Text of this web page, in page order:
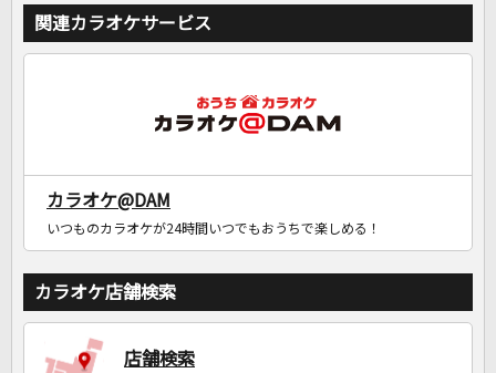
家族や友達と一緒に！練習にも！
関連カラオケサービス
カラオケ@DAM
いつものカラオケが24時間いつでもおうちで楽しめる！
カラオケ店舗検索
店舗検索